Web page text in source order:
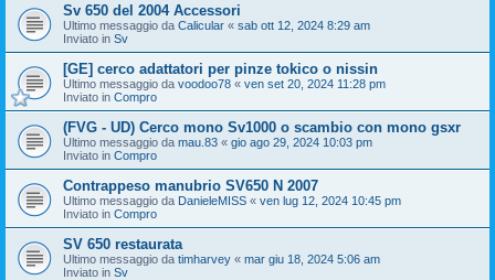
Sv 650 del 2004 Accessori
Ultimo messaggio da Calicular « sab ott 12, 2024 8:29 am
Inviato in Sv
[GE] cerco adattatori per pinze tokico o nissin
Ultimo messaggio da voodoo78 « ven set 20, 2024 11:28 pm
Inviato in Compro
(FVG - UD) Cerco mono Sv1000 o scambio con mono gsxr
Ultimo messaggio da mau.83 « gio ago 29, 2024 10:03 pm
Inviato in Compro
Contrappeso manubrio SV650 N 2007
Ultimo messaggio da DanieleMISS « ven lug 12, 2024 10:45 pm
Inviato in Compro
SV 650 restaurata
Ultimo messaggio da timharvey « mar giu 18, 2024 5:06 am
Inviato in Sv